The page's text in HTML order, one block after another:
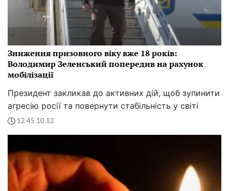
Зниження призовного віку вже 18 років:
Володимир Зеленський попередив на рахунок
мобілізації
Президент закликав до активних дій, щоб зупинити
агресію росії та повернути стабільність у світі
12:45 10.12